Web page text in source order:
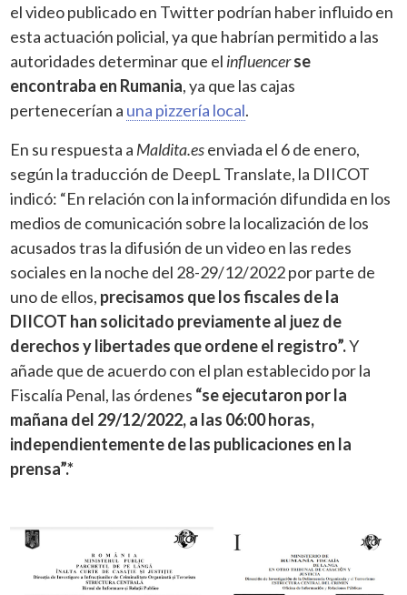
el video publicado en Twitter podrían haber influido en
esta actuación policial, ya que habrían permitido a las
autoridades determinar que el influencerse
encontraba en Rumania, ya que las cajas
pertenecerían a una pizzería local.
En su respuesta a Maldita.esenviada el 6 de enero,
según la traducción de DeepL Translate, la DIICOT
indicó: “En relación con la información difundida en los
medios de comunicación sobre la localización de los
acusados tras la difusión de un video en las redes
sociales en la noche del 28-29/12/2022 por parte de
uno de ellos, precisamos que los fiscales de la
DIICOT han solicitado previamente al juez de
derechos y libertades que ordene el registro”.Y
añade que de acuerdo con el plan establecido por la
Fiscalía Penal, las órdenes “se ejecutaron por la
mañana del 29/12/2022, a las 06:00 horas,
independientemente de las publicaciones en la
prensa”.*